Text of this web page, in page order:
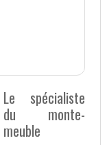
Le spécialiste
du monte-
meuble